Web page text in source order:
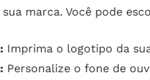
marca. Você pode
Imprima o logotipo da
Personalize o fone de